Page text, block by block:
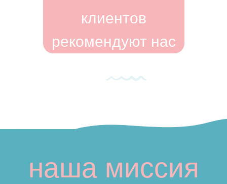
клиентов
рекомендуют нас
наша миссия